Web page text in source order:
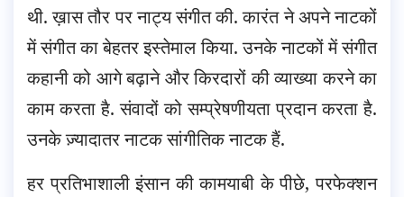
थी. ख़ास तौर पर नाट्य संगीत की. कारंत ने अपने नाटकों
में संगीत का बेहतर इस्तेमाल किया. उनके नाटकों में संगीत
कहानी को आगे बढ़ाने और किरदारों की व्याख्या करने का
काम करता है. संवादों को सम्प्रेषणीयता प्रदान करता है.
उनके ज़्यादातर नाटक सांगीतिक नाटक हैं.
हर प्रतिभाशाली इंसान की कामयाबी के पीछे, परफेक्शन